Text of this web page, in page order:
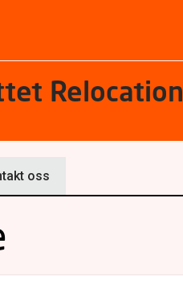
Relocation
oss